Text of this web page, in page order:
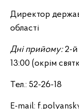
Директор
області
Дні прийому:2-й
13:00 (окрім
Тел.: 52-26-18
E-mail: